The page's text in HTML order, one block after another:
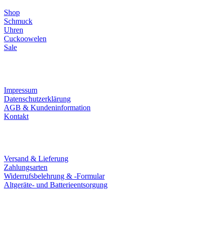
Shop
Schmuck
Uhren
Cuckoowelen
Sale
Impressum
Datenschutzerklärung
AGB & Kundeninformation
Kontakt
Versand & Lieferung
Zahlungsarten
Widerrufsbelehrung & -Formular
Altgeräte- und Batterieentsorgung